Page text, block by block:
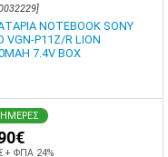
NOTEBOOK SONY
VGN-P11Z/R LION
7.4V BOX
ΗΜΕΡΕΣ
+ ΦΠΑ 24%